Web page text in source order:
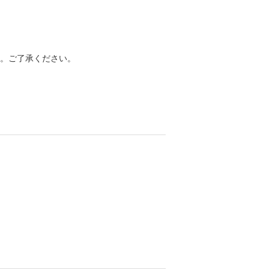
ご了承ください。